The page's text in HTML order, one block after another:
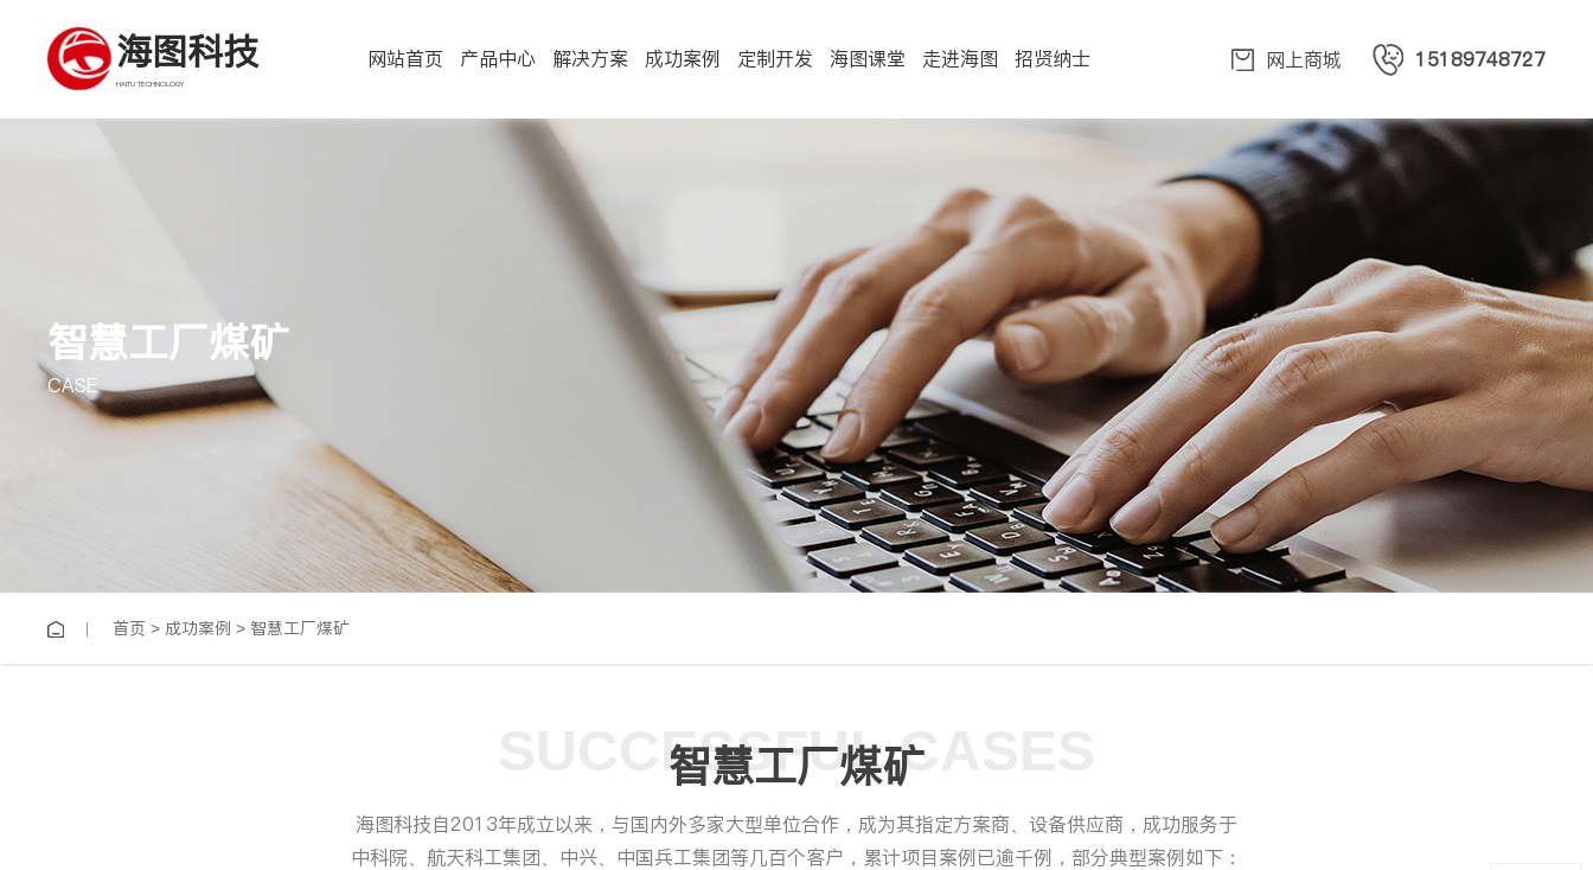
海图科技
HAITU TECHNOLOGY
网站首页 产品中心 解决方案 成功案例 定制开发 海图课堂 走进海图 招贤纳士 网上商城 15189748727
智慧工厂煤矿
CASE
首页 > 成功案例 > 智慧工厂煤矿
SUCCESSFUL CASES
智慧工厂煤矿
海图科技自2013年成立以来，与国内外多家大型单位合作，成为其指定方案商、设备供应商，成功服务于
中科院、航天科工集团、中兴、中国兵工集团等几百个客户，累计项目案例已逾千例，部分典型案例如下：